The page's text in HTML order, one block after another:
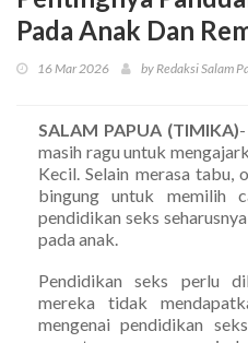
Pada Anak Dan
16 Mar 2026 by Redaksi Salam
SALAM PAPUA (TIMIKA)
masih ragu untuk
Kecil. Selain merasa tabu,
bingung untuk memilih
pendidikan seks
pada anak.
Pendidikan seks perlu
mereka tidak
mengenai pendidikan